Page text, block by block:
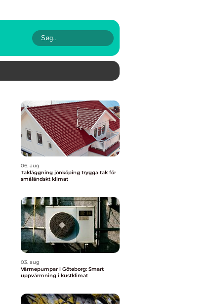
06. aug
Takläggning jönköping trygga tak för
småländskt klimat
03. aug
Värmepumpar i Göteborg: Smart
uppvärmning i kustklimat